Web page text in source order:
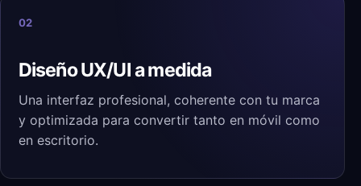
02
Diseño UX/UI a medida
Una interfaz profesional, coherente con tu marca
y optimizada para convertir tanto en móvil como
en escritorio.